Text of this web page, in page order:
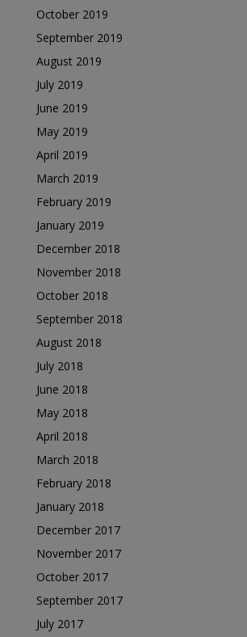
October 2019
September 2019
August 2019
July 2019
June 2019
May 2019
April 2019
March 2019
February 2019
January 2019
December 2018
November 2018
October 2018
September 2018
August 2018
July 2018
June 2018
May 2018
April 2018
March 2018
February 2018
January 2018
December 2017
November 2017
October 2017
September 2017
July 2017